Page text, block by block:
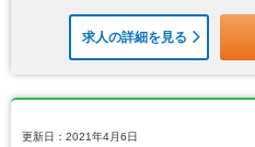
求人の詳細を見る
更新日：2021年4月6日